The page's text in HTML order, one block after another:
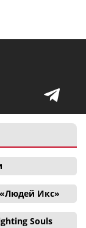
Икс»
Souls